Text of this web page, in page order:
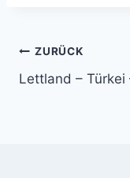
ZURÜCK
Lettland – Türkei